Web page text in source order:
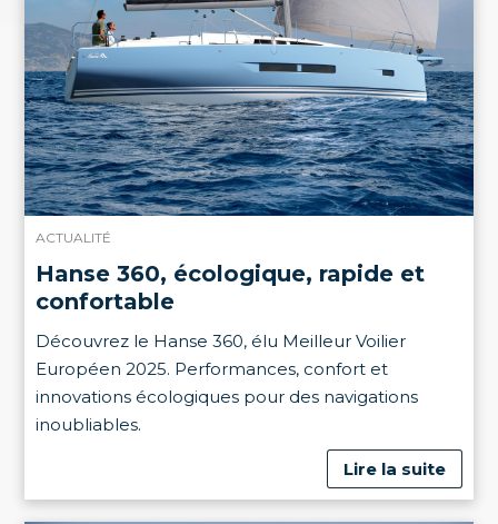
ACTUALITÉ
Hanse 360, écologique, rapide et
confortable
Découvrez le Hanse 360, élu Meilleur Voilier
Européen 2025. Performances, confort et
innovations écologiques pour des navigations
inoubliables.
Lire la suite